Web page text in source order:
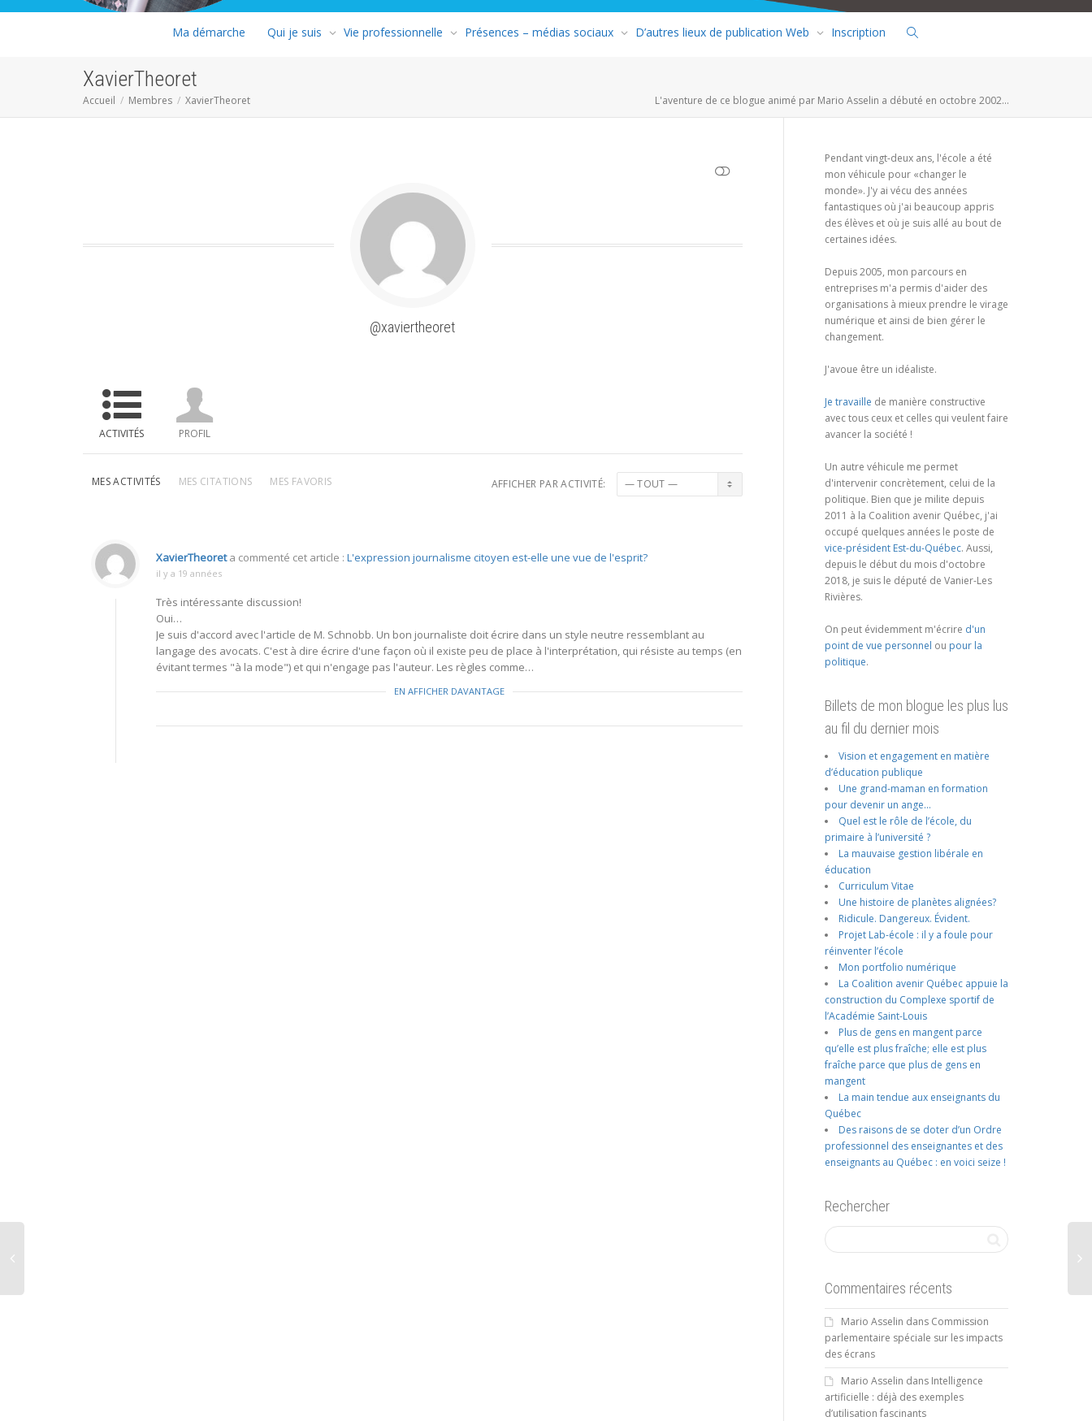
Ma démarche Qui je suis Vie professionnelle Présences – médias sociaux D’autres lieux de publication Web Inscription
XavierTheoret
Accueil Membres XavierTheoret L'aventure de ce blogue animé par Mario Asselin a débuté en octobre 2002...
@xaviertheoret
ACTIVITÉS PROFIL
MES ACTIVITÉS MES CITATIONS MES FAVORIS AFFICHER PAR ACTIVITÉ:
XavierTheoreta commenté cet article : L'expression journalisme citoyen est-elle une vue de l'esprit?
il y a 19 années
Très intéressante discussion!
Oui…
Je suis d'accord avec l'article de M. Schnobb. Un bon journaliste doit écrire dans un style neutre ressemblant au
langage des avocats. C'est à dire écrire d'une façon où il existe peu de place à l'interprétation, qui résiste au temps (en
évitant termes "à la mode") et qui n'engage pas l'auteur. Les règles comme…
EN AFFICHER DAVANTAGE
Pendant vingt-deux ans, l'école a été
mon véhicule pour «changer le
monde». J'y ai vécu des années
fantastiques où j'ai beaucoup appris
des élèves et où je suis allé au bout de
certaines idées.
Depuis 2005, mon parcours en
entreprises m'a permis d'aider des
organisations à mieux prendre le virage
numérique et ainsi de bien gérer le
changement.
J'avoue être un idéaliste.
Je travaille de manière constructive
avec tous ceux et celles qui veulent faire
avancer la société !
Un autre véhicule me permet
d'intervenir concrètement, celui de la
politique. Bien que je milite depuis
2011 à la Coalition avenir Québec, j'ai
occupé quelques années le poste de
vice-président Est-du-Québec. Aussi,
depuis le début du mois d'octobre
2018, je suis le député de Vanier-Les
Rivières.
On peut évidemment m'écrire d'un
point de vue personnel ou pour la
politique.
Billets de mon blogue les plus lus
au fil du dernier mois
Vision et engagement en matière
d’éducation publique
Une grand-maman en formation
pour devenir un ange…
Quel est le rôle de l’école, du
primaire à l’université ?
La mauvaise gestion libérale en
éducation
Curriculum Vitae
Une histoire de planètes alignées?
Ridicule. Dangereux. Évident.
Projet Lab-école : il y a foule pour
réinventer l’école
Mon portfolio numérique
La Coalition avenir Québec appuie la
construction du Complexe sportif de
l’Académie Saint-Louis
Plus de gens en mangent parce
qu’elle est plus fraîche; elle est plus
fraîche parce que plus de gens en
mangent
La main tendue aux enseignants du
Québec
Des raisons de se doter d’un Ordre
professionnel des enseignantes et des
enseignants au Québec : en voici seize !
Rechercher
Commentaires récents
Mario Asselin dans Commission
parlementaire spéciale sur les impacts
des écrans
Mario Asselin dans Intelligence
artificielle : déjà des exemples
d’utilisation fascinants